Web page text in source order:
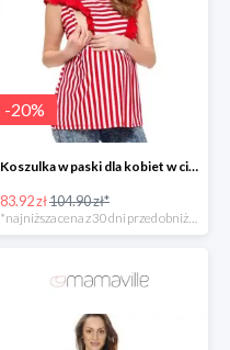
-20%
Koszulka w paski dla kobiet w ciąży i kobiet karmiących -20%
83.92 zł104.90 zł*